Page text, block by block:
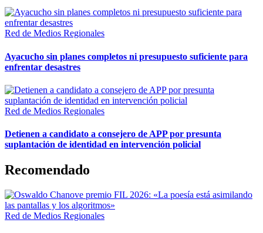
Red de Medios Regionales
Ayacucho sin planes completos ni presupuesto suficiente para
enfrentar desastres
Red de Medios Regionales
Detienen a candidato a consejero de APP por presunta
suplantación de identidad en intervención policial
Recomendado
Red de Medios Regionales